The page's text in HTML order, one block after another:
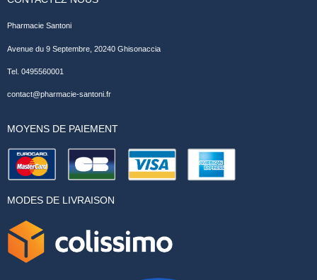
Pharmacie Santoni
Avenue du 9 Septembre, 20240 Ghisonaccia
Tel. 0495560001
contact@pharmacie-santoni.fr
MOYENS DE PAIEMENT
MODES DE LIVRAISON